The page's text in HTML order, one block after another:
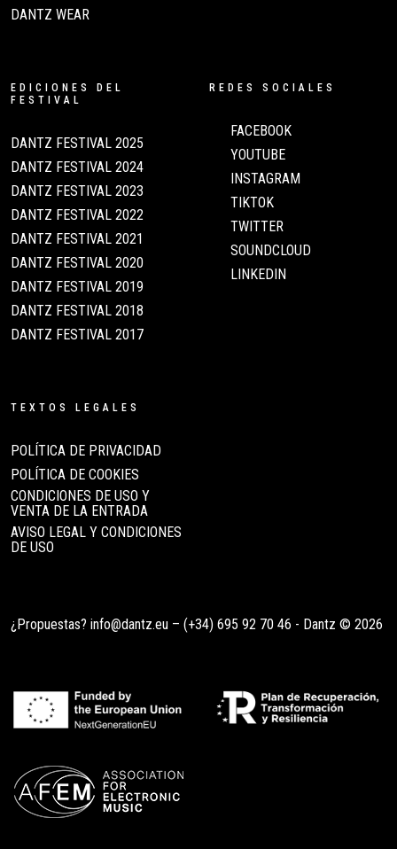
DANTZ WEAR
EDICIONES DEL
FESTIVAL
DANTZ FESTIVAL 2025
DANTZ FESTIVAL 2024
DANTZ FESTIVAL 2023
DANTZ FESTIVAL 2022
DANTZ FESTIVAL 2021
DANTZ FESTIVAL 2020
DANTZ FESTIVAL 2019
DANTZ FESTIVAL 2018
DANTZ FESTIVAL 2017
REDES SOCIALES
FACEBOOK
YOUTUBE
INSTAGRAM
TIKTOK
TWITTER
SOUNDCLOUD
LINKEDIN
TEXTOS LEGALES
POLÍTICA DE PRIVACIDAD
POLÍTICA DE COOKIES
CONDICIONES DE USO Y
VENTA DE LA ENTRADA
AVISO LEGAL Y CONDICIONES
DE USO
¿Propuestas? info@dantz.eu – (+34) 695 92 70 46 - Dantz © 2026